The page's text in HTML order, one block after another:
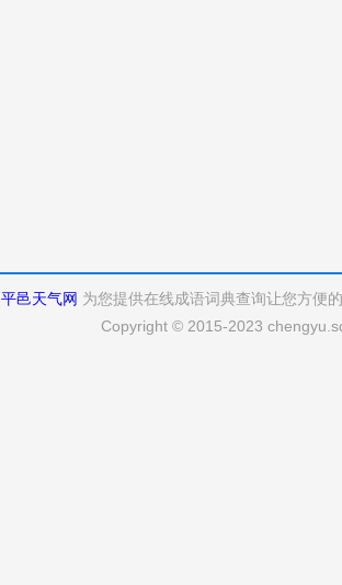
平邑天气网 为您提供在线成语词典查询让您方便
Copyright © 2015-2023